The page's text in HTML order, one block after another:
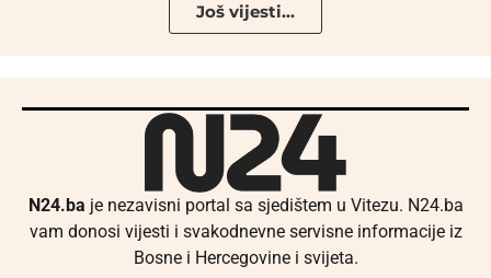
Još vijesti...
N24.ba je nezavisni portal sa sjedištem u Vitezu. N24.ba
vam donosi vijesti i svakodnevne servisne informacije iz
Bosne i Hercegovine i svijeta.